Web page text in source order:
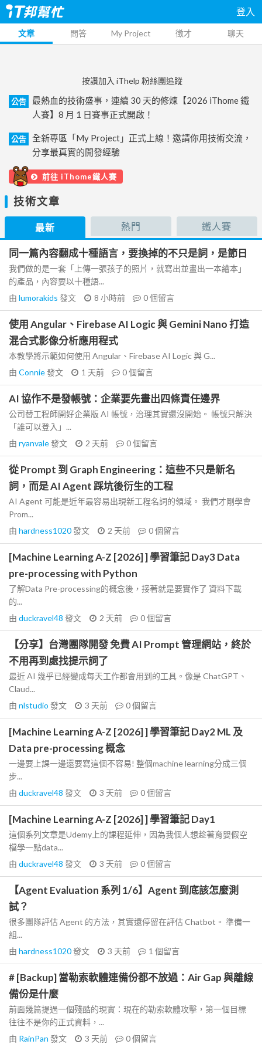
登入
文章 問答 My Project 徵才 聊天
按讚加入 iThelp 粉絲團追蹤
公告
最熱血的技術盛事，連續 30 天的修煉【2026 iThome 鐵
人賽】8 月 1 日賽事正式開啟！
公告
全新專區「My Project」正式上線！邀請你用技術交流，
分享最真實的開發經驗
前往 iThome鐵人賽
技術文章
最新 熱門 鐵人賽
同一篇內容翻成十種語言，要換掉的不只是詞，是節日
我們做的是一套「上傳一張孩子的照片，就寫出並畫出一本繪本」
的產品，內容要以十種語...
由 lumorakids 發文 8 小時前 0個留言
使用 Angular、Firebase AI Logic 與 Gemini Nano 打造
混合式影像分析應用程式
本教學將示範如何使用 Angular、Firebase AI Logic 與 G...
由 Connie發文 1 天前 0個留言
AI 協作不是發帳號：企業要先畫出四條責任邊界
公司替工程師開好企業版 AI 帳號，治理其實還沒開始。 帳號只解決
「誰可以登入」...
由 ryanvale發文 2 天前 0個留言
從 Prompt 到 Graph Engineering：這些不只是新名
詞，而是 AI Agent 踩坑後衍生的工程
AI Agent 可能是近年最容易出現新工程名詞的領域。 我們才剛學會
Prom...
由 hardness1020發文 2 天前 0個留言
[Machine Learning A-Z [2026] ] 學習筆記 Day3 Data
pre-processing with Python
了解Data Pre-processing的概念後，接著就是要實作了 資料下載
的...
由 duckravel48 發文 2 天前 0個留言
【分享】台灣團隊開發 免費 AI Prompt 管理網站，終於
不用再到處找提示詞了
最近 AI 幾乎已經變成每天工作都會用到的工具。像是 ChatGPT、
Claud...
由 nlstudio 發文 3 天前 0個留言
[Machine Learning A-Z [2026] ] 學習筆記 Day2 ML 及
Data pre-processing 概念
一邊要上課一邊還要寫這個不容易! 整個machine learning分成三個
步...
由 duckravel48 發文 3 天前 0個留言
[Machine Learning A-Z [2026] ] 學習筆記 Day1
這個系列文章是Udemy上的課程延伸，因為我個人想趁著育嬰假空
檔學一點data...
由 duckravel48 發文 3 天前 0個留言
【Agent Evaluation 系列 1/6】Agent 到底該怎麼測
試？
很多團隊評估 Agent 的方法，其實還停留在評估 Chatbot。 準備一
組...
由 hardness1020發文 3 天前 1 個留言
# [Backup] 當勒索軟體連備份都不放過：Air Gap 與離線
備份是什麼
前面幾篇提過一個殘酷的現實：現在的勒索軟體攻擊，第一個目標
往往不是你的正式資料，...
由 RainPan 發文 3 天前 0個留言